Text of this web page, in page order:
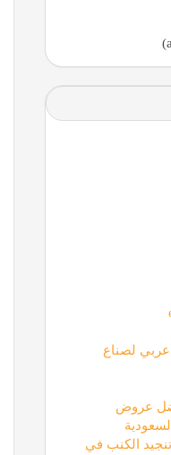
لصناع
عروض
الكنب في